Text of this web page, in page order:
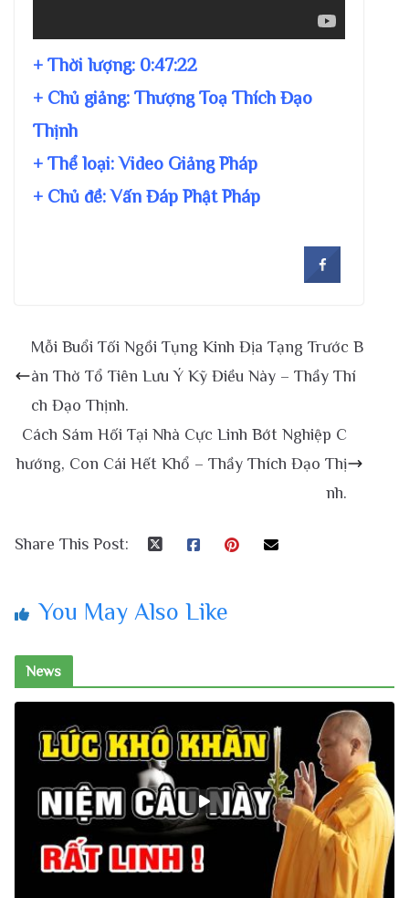
+ Thời lượng: 0:47:22
+ Chủ giảng: Thượng Toạ Thích Đạo
Thịnh
+ Thể loại: Video Giảng Pháp
+ Chủ đề:Vấn Đáp Phật Pháp
Mỗi Buổi Tối Ngồi Tụng Kinh Địa Tạng Trước B
àn Thờ Tổ Tiên Lưu Ý Kỹ Điều Này – Thầy Thí
ch Đạo Thịnh.
Cách Sám Hối Tại Nhà Cực Linh Bớt Nghiệp C
hướng, Con Cái Hết Khổ – Thầy Thích Đạo Thị
nh.
Share This Post:
You May Also Like
News